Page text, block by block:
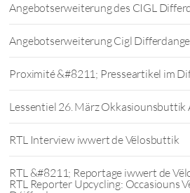
Angebotserweiterung des CIGL
Angebotserweiterung Cigl Differdange
Proximité &#8211; Presseartikel im
Lessentiel 26. März Okkasiounsbuttik
RTL Interview iwwert de Vëlosbuttik
RTL &#8211; Reportage iwwert de
RTL Reporter Upcycling: Occasiouns